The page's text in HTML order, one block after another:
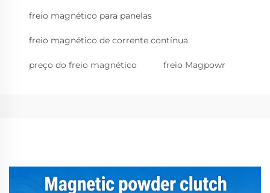
freio magnético para panelas
freio magnético de corrente contínua
preço do freio magnético freio Magpowr